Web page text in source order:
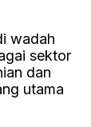
wadah
sektor
dan
utama